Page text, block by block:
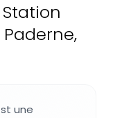
Station
une